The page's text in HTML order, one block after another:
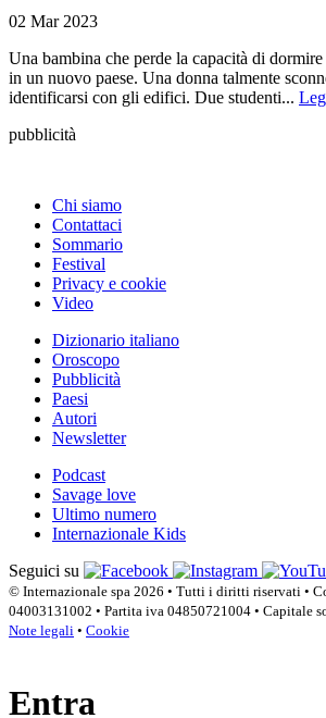
02 Mar 2023
Una bambina che perde la capacità di
in un nuovo paese. Una donna talmente
identificarsi con gli edifici. Due studenti...
pubblicità
Chi siamo
Contattaci
Sommario
Festival
Privacy e cookie
Video
Dizionario italiano
Oroscopo
Pubblicità
Paesi
Autori
Newsletter
Podcast
Savage love
Ultimo numero
Internazionale Kids
Seguici su
© Internazionale spa 2026 • Tutti i diritti riservati •
04003131002 • Partita iva 04850721004 • Capitale
Note legali • Cookie
Entra